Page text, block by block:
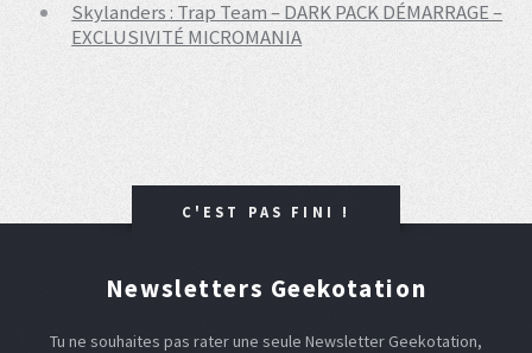
Skylanders : Trap Team – DARK PACK DÉMARRAGE –
EXCLUSIVITÉ MICROMANIA
C'EST PAS FINI !
Newsletters Geekotation
Tu ne souhaites pas rater une seule Newsletter Geekotation,